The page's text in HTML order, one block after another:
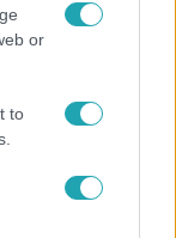
or
to